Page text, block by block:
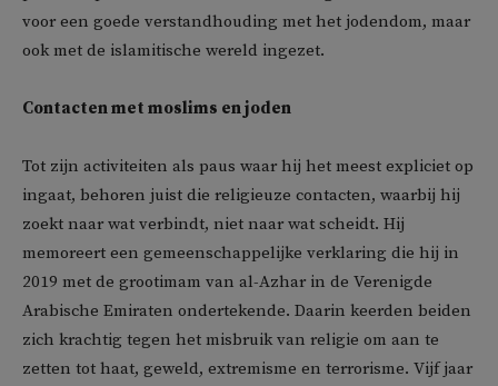
voor een goede verstandhouding met het jodendom, maar
ook met de islamitische wereld ingezet.
Contacten met moslims en joden
Tot zijn activiteiten als paus waar hij het meest expliciet op
ingaat, behoren juist die religieuze contacten, waarbij hij
zoekt naar wat verbindt, niet naar wat scheidt. Hij
memoreert een gemeenschappelijke verklaring die hij in
2019 met de grootimam van al-Azhar in de Verenigde
Arabische Emiraten ondertekende. Daarin keerden beiden
zich krachtig tegen het misbruik van religie om aan te
zetten tot haat, geweld, extremisme en terrorisme. Vijf jaar